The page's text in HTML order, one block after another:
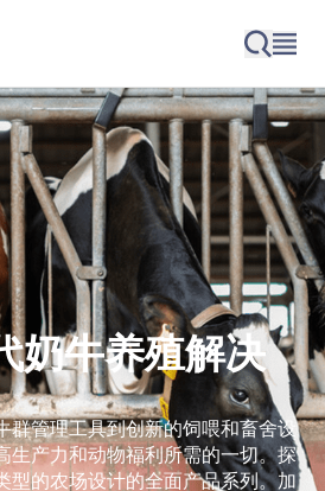
奶牛养殖解决
群管理工具到创新的饲喂和畜舍设
生产力和动物福利所需的一切。探
型的农场设计的全面产品系列。加